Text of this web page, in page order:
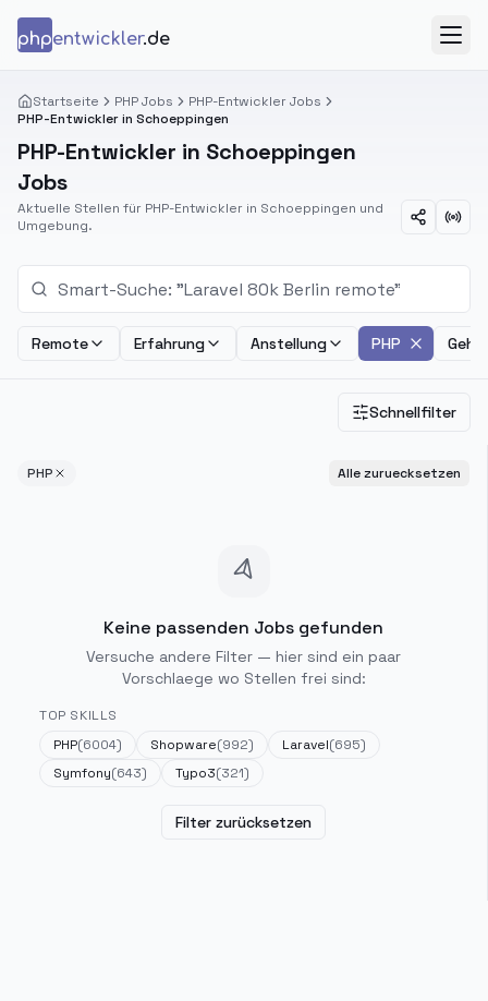
phpentwickler.de
Startseite PHP Jobs
PHP-Entwickler Jobs
PHP-Entwickler in Schoeppingen
PHP-Entwickler in Schoeppingen
Jobs
Aktuelle Stellen für PHP-Entwickler in Schoeppingen und
Umgebung.
Remote Erfahrung Anstellung PHP
Schnellfilter
PHP Alle zuruecksetzen
Keine passenden Jobs gefunden
Versuche andere Filter — hier sind ein paar
Vorschlaege wo Stellen frei sind:
TOP SKILLS
PHP(6004) Shopware(992) Laravel(695)
Symfony(643) Typo3(321)
Filter zurücksetzen